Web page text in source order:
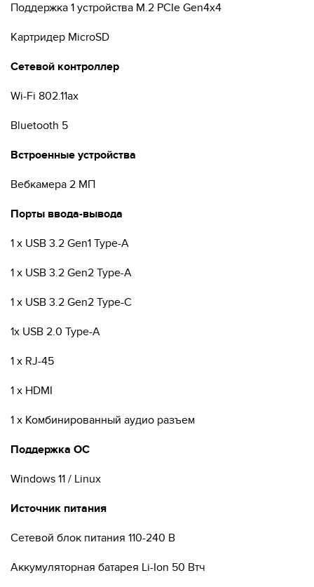
Поддержка 1 устройства M.2 PCIe Gen4x4
Картридер MicroSD
Сетевой контроллер
Wi-Fi 802.11ax
Bluetooth 5
Встроенные устройства
Вебкамера 2 МП
Порты ввода-вывода
1 x USB 3.2 Gen1 Type-A
1 x USB 3.2 Gen2 Type-A
1 x USB 3.2 Gen2 Type-C
1x USB 2.0 Type-A
1 x RJ-45
1 x HDMI
1 x Комбинированный аудио разъем
Поддержка ОС
Windows 11 / Linux
Источник питания
Сетевой блок питания 110-240 В
Аккумуляторная батарея Li-Ion 50 Втч